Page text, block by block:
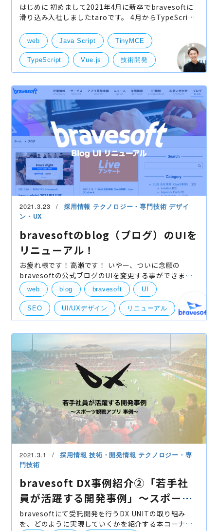
はじめに 初めまして2021年4月に新卒でbravesoftに
滑り込み入社しましたtaroです。 4月からTypeScript
回紹介する内容は、TypeScriptなVue.jsでWYSIWIGエ
ディタを
web Java Script TinyMCE
TypeScript Vue.js 技術開発
2021.3.23 採用情報 テクノロジー・専門技術デザイ
ン・UX
bravesoftのblog（ブログ）のUIを
リニューアル！
お疲れ様です！高瀬です！ いやー、ついに念願の
bravesoftの公式ブログのUIを変更する事ができまし
た！パチパチパチパチ！ まだ一部修正中ではあります
が、下記のような見た目になりました。 （というかこ
の記事で
web blog bravesoft UI
SEO UI/UXデザイン リニューアル
2021.3.1 採用情報技術・開発情報 テクノロジー・専
門技術
bravesoft DX事例紹介②「若手社
員が活躍する開発事例」〜スポーツ
観戦アプリ事例〜
bravesoftにて受託開発を行うDX UNITの取り組み
を、どのように実現していくかを紹介する本コーナー